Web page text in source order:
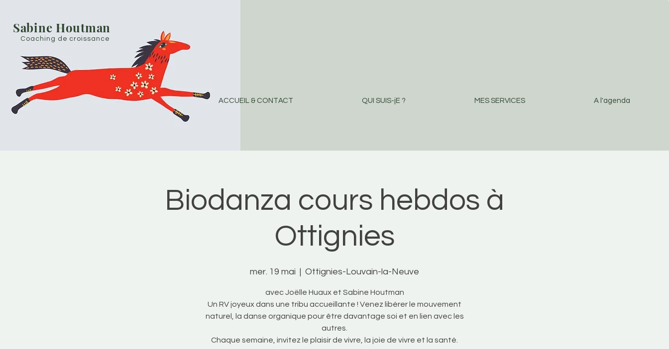
Sabine Houtman
Coaching de croissance
ACCUEIL & CONTACT QUI SUIS-jE ? MES SERVICES A l'agenda
Biodanza cours hebdos à
Ottignies
mer. 19 mai
  |
Ottignies-Louvain-la-Neuve
avec Joëlle Huaux et Sabine Houtman
Un RV joyeux dans une tribu accueillante ! Venez libérer le mouvement
naturel, la danse organique pour être davantage soi et en lien avec les
autres.
Chaque semaine, invitez le plaisir de vivre, la joie de vivre et la santé.